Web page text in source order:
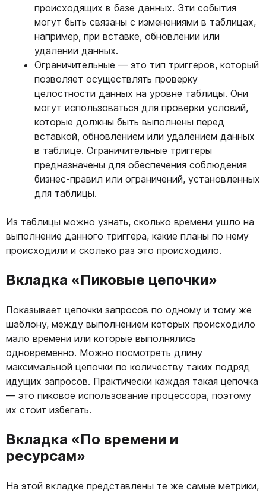
происходящих в базе данных. Эти события
могут быть связаны с изменениями в таблицах,
например, при вставке, обновлении или
удалении данных.
Ограничительные — это тип триггеров, который
позволяет осуществлять проверку
целостности данных на уровне таблицы. Они
могут использоваться для проверки условий,
которые должны быть выполнены перед
вставкой, обновлением или удалением данных
в таблице. Ограничительные триггеры
предназначены для обеспечения соблюдения
бизнес-правил или ограничений, установленных
для таблицы.
Из таблицы можно узнать, сколько времени ушло на
выполнение данного триггера, какие планы по нему
происходили и сколько раз это происходило.
Вкладка «Пиковые цепочки»
Показывает цепочки запросов по одному и тому же
шаблону, между выполнением которых происходило
мало времени или которые выполнялись
одновременно. Можно посмотреть длину
максимальной цепочки по количеству таких подряд
идущих запросов. Практически каждая такая цепочка
— это пиковое использование процессора, поэтому
их стоит избегать.
Вкладка «По времени и
ресурсам»
На этой вкладке представлены те же самые метрики,